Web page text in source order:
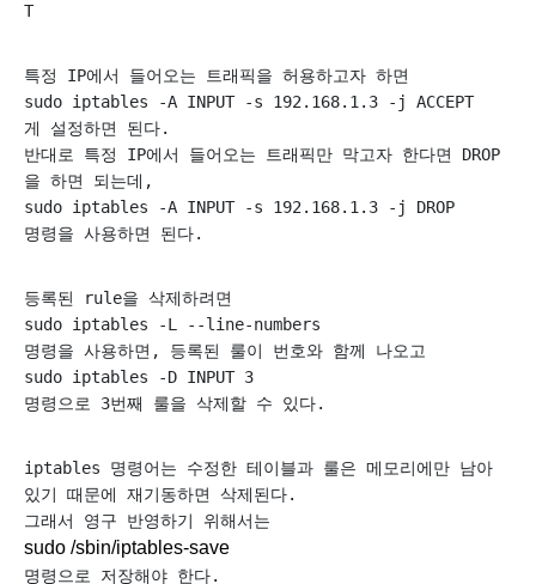
T
특정 IP에서 들어오는 트래픽을 허용하고자 하면
sudo iptables -A INPUT -s 192.168.1.3 -j ACCEPT
게 설정하면 된다.
반대로 특정 IP에서 들어오는 트래픽만 막고자 한다면 DROP
을 하면 되는데,
sudo iptables -A INPUT -s 192.168.1.3 -j DROP
명령을 사용하면 된다.
등록된 rule을 삭제하려면
sudo iptables -L --line-numbers
명령을 사용하면, 등록된 룰이 번호와 함께 나오고
sudo iptables -D INPUT 3
명령으로 3번째 룰을 삭제할 수 있다.
iptables 명령어는 수정한 테이블과 룰은 메모리에만 남아
있기 때문에 재기동하면 삭제된다.
그래서 영구 반영하기 위해서는
sudo /sbin/iptables-save
명령으로 저장해야 한다.